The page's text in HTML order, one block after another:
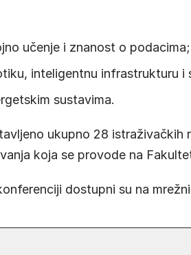
učenje i znanost o podacima;
inteligentnu infrastrukturu i
sustavima.
ukupno 28 istraživačkih
koja se provode na
dostupni su na